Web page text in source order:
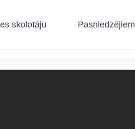
skolotāju Pasniedzējiem